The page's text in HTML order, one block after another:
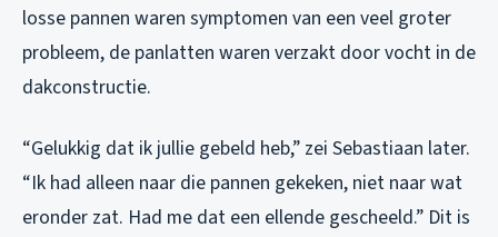
losse pannen waren symptomen van een veel groter
probleem, de panlatten waren verzakt door vocht in de
dakconstructie.
“Gelukkig dat ik jullie gebeld heb,” zei Sebastiaan later.
“Ik had alleen naar die pannen gekeken, niet naar wat
eronder zat. Had me dat een ellende gescheeld.” Dit is